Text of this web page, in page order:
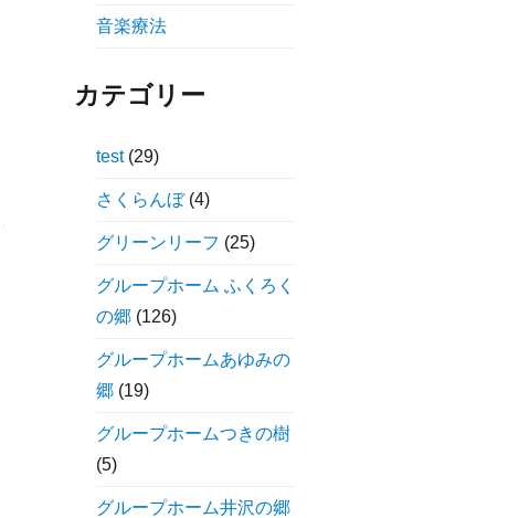
音楽療法
カテゴリー
test(29)
さくらんぼ(4)
グリーンリーフ (25)
グループホーム ふくろく
の郷(126)
グループホームあゆみの
郷(19)
グループホームつきの樹
(5)
グループホーム井沢の郷